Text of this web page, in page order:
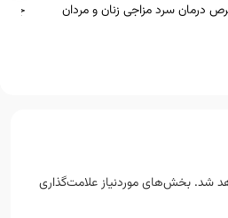
درمان سرد مزاجی زنان و مردان جا
شد. بخش‌های موردنیاز علامت‌گذاری